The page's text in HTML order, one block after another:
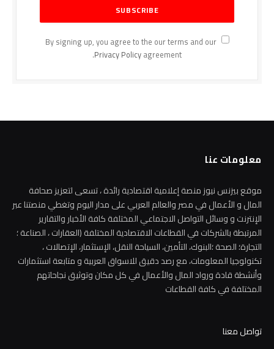
By signing up, you agree to the our terms and our
Privacy Policyagreement.
معلومات عنا
موقع بيزنس نيوز منصة إعلامية اقتصادية رائدة ، تسعى لتعزيز صحافة
المال و الأعمال في مصر والعالم العربي على مدار اليوم وتغطي منصتنا عبر
الإنترنت و وسائل التواصل الاجتماعي المختلفة كافة الأخبار والتقارير
المرتبطة بالشركات في القطاعات الاقتصادية المختلفة (العقارات ، الصناعة ؛
التجارة؛ الصحة ؛البنوك، التأمين، السياحة النقل، الإستثمار، الإتصالات ،
تكنولوجيا المعلومات، مع رصد دقيق للاسواق العربية و متابعة استثمارات
وأنشطة قادة ورواد المال والأعمال في كل مكان وتوثيق نجاحاتهم
المختلفة في كافة القطاعات
تواصل معنا